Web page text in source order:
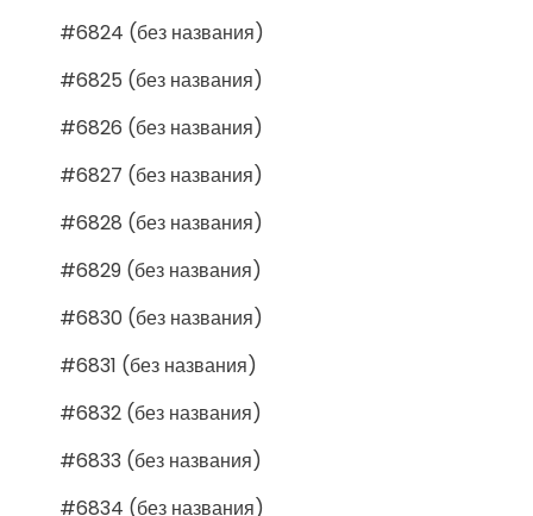
#6824 (без названия)
#6825 (без названия)
#6826 (без названия)
#6827 (без названия)
#6828 (без названия)
#6829 (без названия)
#6830 (без названия)
#6831 (без названия)
#6832 (без названия)
#6833 (без названия)
#6834 (без названия)